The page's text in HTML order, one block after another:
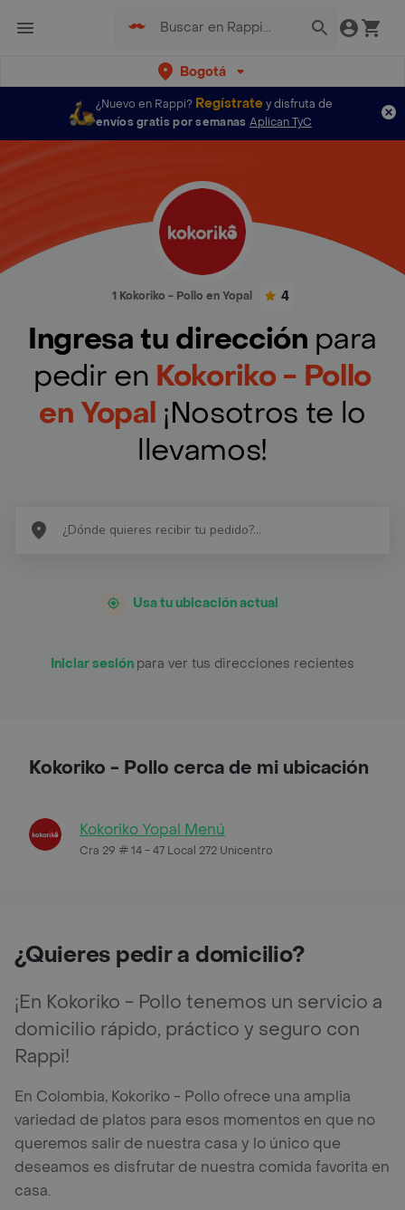
Bogotá
¿Nuevo en Rappi? Regístratey disfruta de
envíos gratis por semanas Aplican TyC
1 Kokoriko - Pollo en Yopal 4
Ingresa tu dirección para
pedir en Kokoriko - Pollo
en Yopal ¡Nosotros te lo
llevamos!
Usa tu ubicación actual
Iniciar sesión para ver tus direcciones recientes
Kokoriko - Pollo cerca de mi ubicación
Kokoriko Yopal Menú
Cra 29 # 14 - 47 Local 272 Unicentro
¿Quieres pedir a domicilio?
¡En Kokoriko - Pollo tenemos un servicio a
domicilio rápido, práctico y seguro con
Rappi!
En Colombia, Kokoriko - Pollo ofrece una amplia
variedad de platos para esos momentos en que no
queremos salir de nuestra casa y lo único que
deseamos es disfrutar de nuestra comida favorita en
casa.